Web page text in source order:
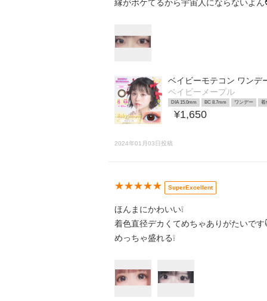
縁がボケてるから宇宙人にならないよん
ベイビーモテコン ワンデ
ベイビーメープル
DIA 15.0mm BC 8.7mm ワンデー 着
¥1,650
2024年01月03日投稿
★★★★★ SuperExcellent
ほんまにかわいい❕
着色直径デカくてめちゃありがたいです
めっちゃ盛れる❕